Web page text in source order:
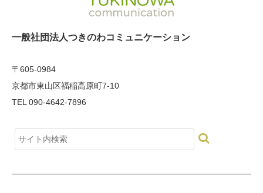
一般社団法人つきのわコミュニケーション
〒605-0984
京都市東山区福稲高原町7-10
TEL 090-4642-7896